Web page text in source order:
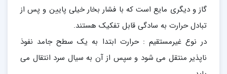
گاز و دیگری مایع است که با فشار بخار خیلی پایین و پس از
تبادل حرارت به سادگی قابل تفکیک هستند.
در نوع غیرمستقیم : حرارت ابتدا به یک سطح جامد نفوذ
ناپذیر منتقل می شود و سپس از آن به سیال سرد انتقال می